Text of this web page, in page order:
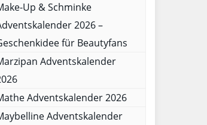
Up & Schminke
2026 –
für Beautyfans
Adventskalender
Adventskalender 2026
Adventskalender